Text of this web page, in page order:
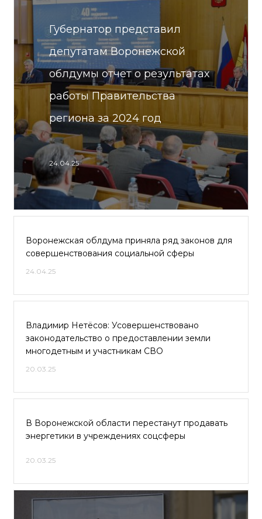
Губернатор представил
депутатам Воронежской
облдумы отчет о результатах
работы Правительства
региона за 2024 год
24.04.25
Воронежская облдума приняла ряд законов для
совершенствования социальной сферы
24.04.25
Владимир Нетёсов: Усовершенствовано
законодательство о предоставлении земли
многодетным и участникам СВО
20.03.25
В Воронежской области перестанут продавать
энергетики в учреждениях соцсферы
20.03.25